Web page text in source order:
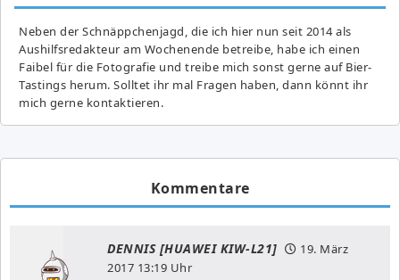
Neben der Schnäppchenjagd, die ich hier nun seit 2014 als
Aushilfsredakteur am Wochenende betreibe, habe ich einen
Faibel für die Fotografie und treibe mich sonst gerne auf Bier-
Tastings herum. Solltet ihr mal Fragen haben, dann könnt ihr
mich gerne kontaktieren.
Kommentare
DENNIS [HUAWEI KIW-L21]
19. März
2017 13:19 Uhr